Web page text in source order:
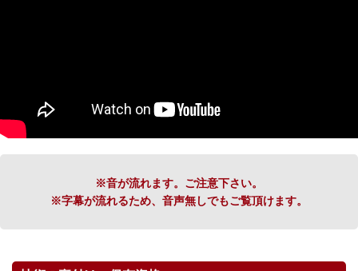
※音が流れます。ご注意下さい。
※字幕が流れるため、音声無しでもご覧頂けます。